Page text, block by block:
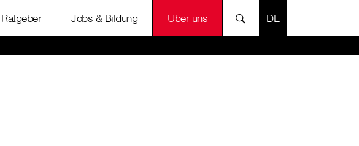
Ratgeber Jobs & Bildung Über uns SPRACHE